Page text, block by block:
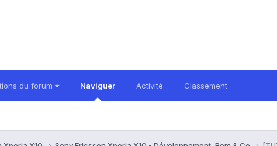
du forum Naviguer Activité Classement